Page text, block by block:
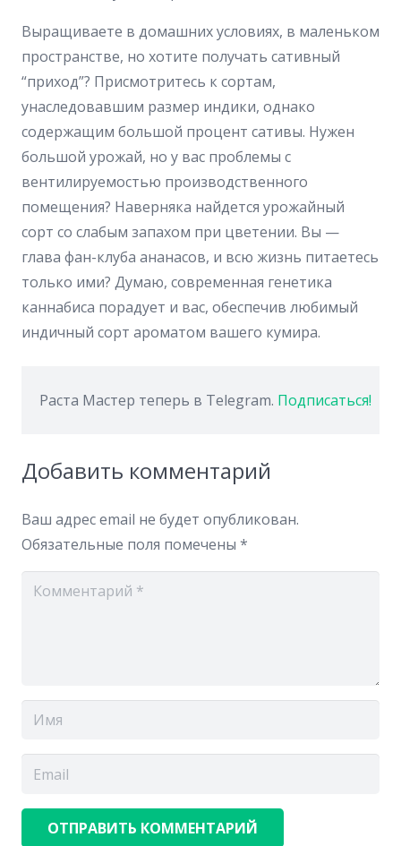
Выращиваете в домашних условиях, в маленьком
пространстве, но хотите получать сативный
“приход”? Присмотритесь к сортам,
унаследовавшим размер индики, однако
содержащим большой процент сативы. Нужен
большой урожай, но у вас проблемы с
вентилируемостью производственного
помещения? Наверняка найдется урожайный
сорт со слабым запахом при цветении. Вы —
глава фан-клуба ананасов, и всю жизнь питаетесь
только ими? Думаю, современная генетика
каннабиса порадует и вас, обеспечив любимый
индичный сорт ароматом вашего кумира.
Раста Мастер теперь в Telegram. Подписаться!
Добавить комментарий
Ваш адрес email не будет опубликован.
Обязательные поля помечены *
ОТПРАВИТЬ КОММЕНТАРИЙ